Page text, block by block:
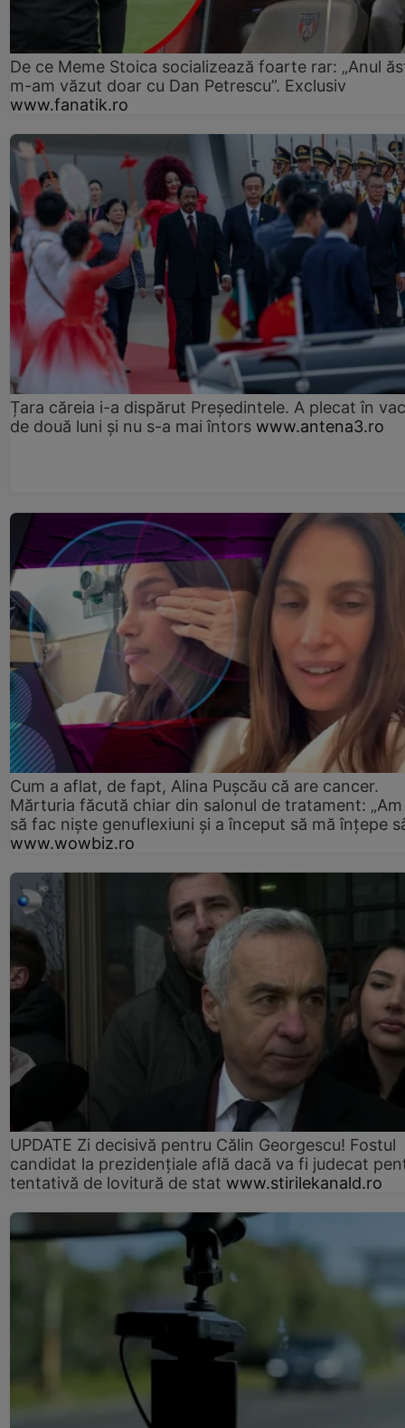
De ce Meme Stoica socializează foarte rar: „Anul
m-am văzut doar cu Dan Petrescu”. Exclusiv
www.fanatik.ro
Țara căreia i-a dispărut Președintele. A plecat în
de două luni și nu s-a mai întors www.antena3.ro
Cum a aflat, de fapt, Alina Pușcău că are cancer.
Mărturia făcută chiar din salonul de tratament:
să fac niște genuflexiuni și a început să mă înțepe
www.wowbiz.ro
UPDATE Zi decisivă pentru Călin Georgescu! Fostul
candidat la prezidențiale află dacă va fi judecat
tentativă de lovitură de stat www.stirilekanald.ro